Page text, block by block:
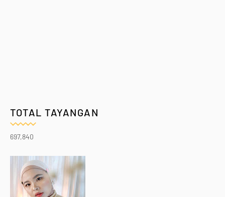
TOTAL TAYANGAN
697,840